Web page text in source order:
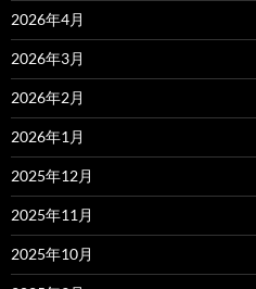
2026年4月
2026年3月
2026年2月
2026年1月
2025年12月
2025年11月
2025年10月